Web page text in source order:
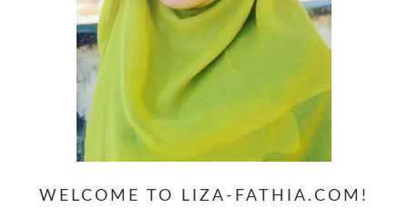
WELCOME TO LIZA-FATHIA.COM!